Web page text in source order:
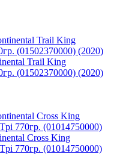
Trail King
(01502370000) (2020)
Cross King
770гр. (01014750000)